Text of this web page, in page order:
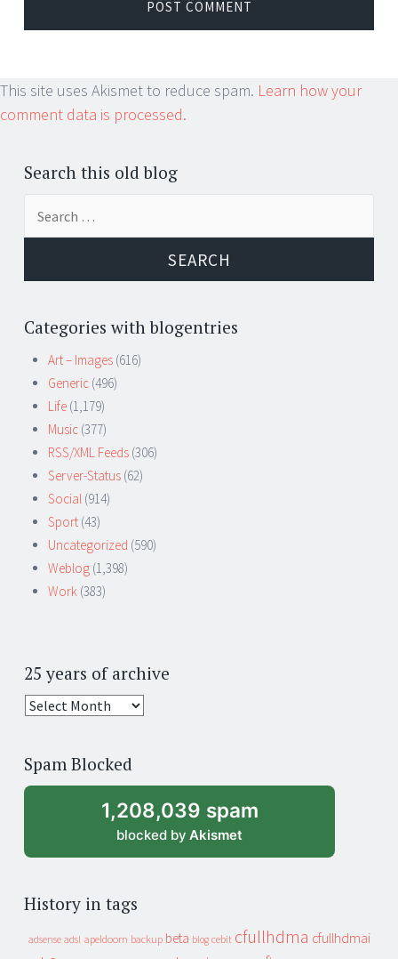
This site uses Akismet to reduce spam. Learn how your
comment data is processed.
Search this old blog
Categories with blogentries
Art – Images (616)
Generic (496)
Life (1,179)
Music (377)
RSS/XML Feeds (306)
Server-Status (62)
Social (914)
Sport (43)
Uncategorized (590)
Weblog (1,398)
Work (383)
25 years of archive
25
archive
Spam Blocked
1,208,039 spam
blocked by Akismet
History in tags
adsense adsl apeldoorn backup beta blog cebit cfullhdma cfullhdmai